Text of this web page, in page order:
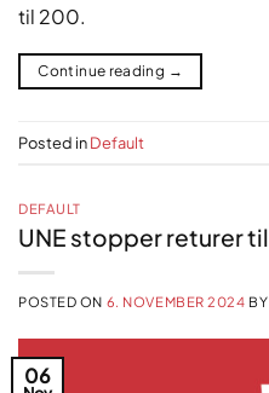
til 200.
Continue reading →
Posted inDefault
DEFAULT
UNE stopper returer
POSTED ON 6. NOVEMBER 2024 BY
06